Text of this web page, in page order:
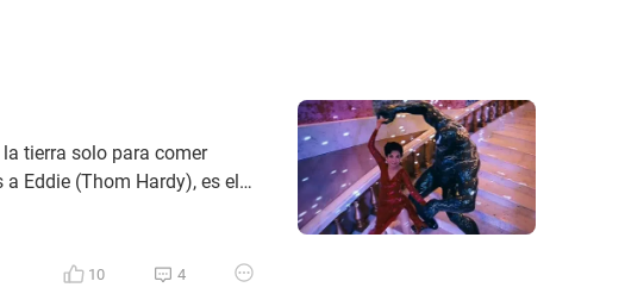
tierra solo para comer
Eddie (Thom Hardy), es el
seguro los ejecutivos de
las cosas con miras al 2025.
10 4